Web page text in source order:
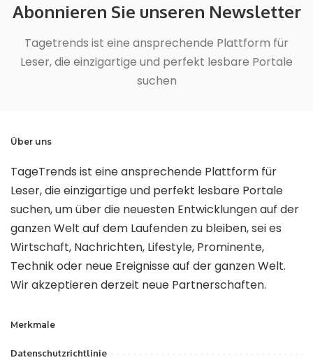
Abonnieren Sie unseren Newsletter
Tagetrends ist eine ansprechende Plattform für
Leser, die einzigartige und perfekt lesbare Portale
suchen
Über uns
TageTrends ist eine ansprechende Plattform für
Leser, die einzigartige und perfekt lesbare Portale
suchen, um über die neuesten Entwicklungen auf der
ganzen Welt auf dem Laufenden zu bleiben, sei es
Wirtschaft, Nachrichten, Lifestyle, Prominente,
Technik oder neue Ereignisse auf der ganzen Welt.
Wir akzeptieren derzeit neue Partnerschaften.
Merkmale
Datenschutzrichtlinie